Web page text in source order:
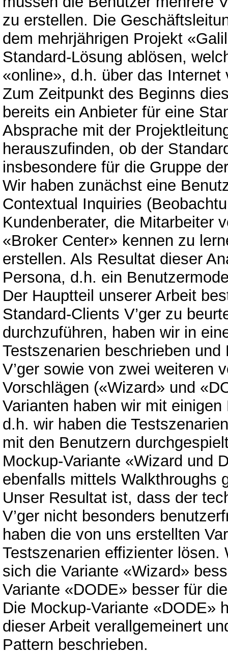
zu erstellen. Die
dem mehrjährigen Projekt
Standard-Lösung ablösen,
«online», d.h. über das Internet
Zum Zeitpunkt des Beginns
bereits ein Anbieter für eine
Absprache mit der
herauszufinden, ob der
insbesondere für die Gruppe
Wir haben zunächst eine
Contextual Inquiries
Kundenberater, die Mitarbeiter
«Broker Center» kennen zu
erstellen. Als Resultat dieser
Persona, d.h. ein
Der Hauptteil unserer Arbeit
Standard-Clients V’ger zu
durchzuführen, haben wir in
Testszenarien beschrieben
V’ger sowie von zwei weiteren
Vorschlägen («Wizard» und
Varianten haben wir mit
d.h. wir haben die
mit den Benutzern
Mockup-Variante «Wizard und
ebenfalls mittels Walkthroughs
Unser Resultat ist, dass der
V’ger nicht besonders
haben die von uns erstellten
Testszenarien effizienter
sich die Variante «Wizard»
Variante «DODE» besser für
Die Mockup-Variante «DODE»
dieser Arbeit verallgemeinert
Pattern beschrieben.